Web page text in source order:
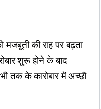
मजबूती की राह पर बढ़ता
शुरू होने के बाद
तक के कारोबार में अच्छी